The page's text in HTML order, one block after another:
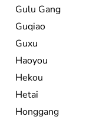
Gulu Gang
Guqiao
Guxu
Haoyou
Hekou
Hetai
Honggang